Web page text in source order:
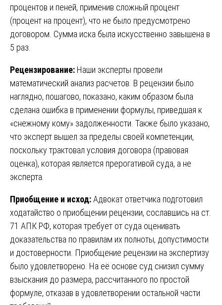
процентов и пеней, применив сложный процент
(процент на процент), что не было предусмотрено
договором. Сумма иска была искусственно завышена в
5 раз.
Рецензирование: Наши эксперты провели
математический анализ расчетов. В рецензии было
наглядно, пошагово, показано, каким образом была
сделана ошибка в применении формулы, приведшая к
«снежному кому» задолженности. Также было указано,
что эксперт вышел за пределы своей компетенции,
поскольку трактовал условия договора (правовая
оценка), которая является прерогативой суда, а не
эксперта.
Приобщение и исход:Адвокат ответчика подготовил
ходатайство о приобщении рецензии, сославшись на ст.
71 АПК РФ, которая требует от суда оценивать
доказательства по правилам их полноты, допустимости
и достоверности. Приобщение рецензии на экспертизу
было удовлетворено. На её основе суд снизил сумму
взыскания до размера, рассчитанного по простой
формуле, отказав в удовлетворении остальной части